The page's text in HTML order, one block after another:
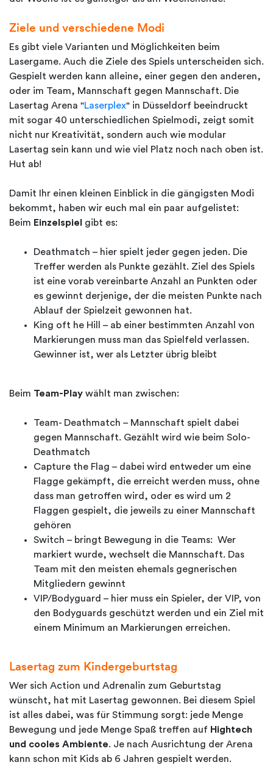
Ziele und verschiedene Modi
Es gibt viele Varianten und Möglichkeiten beim
Lasergame. Auch die Ziele des Spiels unterscheiden sich.
Gespielt werden kann alleine, einer gegen den anderen,
oder im Team, Mannschaft gegen Mannschaft. Die
Lasertag Arena "Laserplex" in Düsseldorf beeindruckt
mit sogar 40 unterschiedlichen Spielmodi, zeigt somit
nicht nur Kreativität, sondern auch wie modular
Lasertag sein kann und wie viel Platz noch nach oben ist.
Hut ab!
Damit Ihr einen kleinen Einblick in die gängigsten Modi
bekommt, haben wir euch mal ein paar aufgelistet:
Beim Einzelspiel gibt es:
Deathmatch – hier spielt jeder gegen jeden. Die
Treffer werden als Punkte gezählt. Ziel des Spiels
ist eine vorab vereinbarte Anzahl an Punkten oder
es gewinnt derjenige, der die meisten Punkte nach
Ablauf der Spielzeit gewonnen hat.
King oft he Hill – ab einer bestimmten Anzahl von
Markierungen muss man das Spielfeld verlassen.
Gewinner ist, wer als Letzter übrig bleibt
Beim Team-Play wählt man zwischen:
Team- Deathmatch – Mannschaft spielt dabei
gegen Mannschaft. Gezählt wird wie beim Solo-
Deathmatch
Capture the Flag – dabei wird entweder um eine
Flagge gekämpft, die erreicht werden muss, ohne
dass man getroffen wird, oder es wird um 2
Flaggen gespielt, die jeweils zu einer Mannschaft
gehören
Switch – bringt Bewegung in die Teams: Wer
markiert wurde, wechselt die Mannschaft. Das
Team mit den meisten ehemals gegnerischen
Mitgliedern gewinnt
VIP/Bodyguard – hier muss ein Spieler, der VIP, von
den Bodyguards geschützt werden und ein Ziel mit
einem Minimum an Markierungen erreichen.
Lasertag zum Kindergeburtstag
Wer sich Action und Adrenalin zum Geburtstag
wünscht, hat mit Lasertag gewonnen. Bei diesem Spiel
ist alles dabei, was für Stimmung sorgt: jede Menge
Bewegung und jede Menge Spaß treffen auf Hightech
und cooles Ambiente. Je nach Ausrichtung der Arena
kann schon mit Kids ab 6 Jahren gespielt werden.